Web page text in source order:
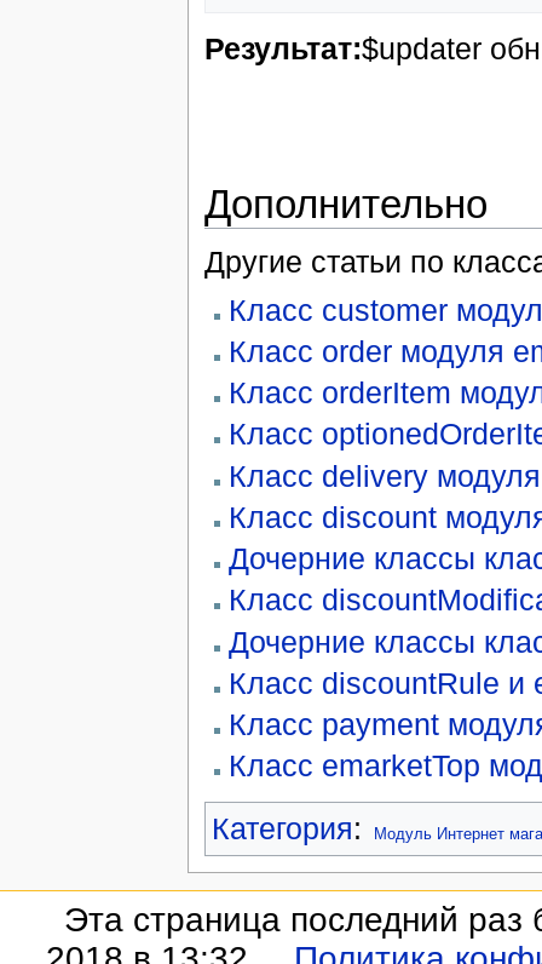
Результат:$updater
Дополнительно
Другие статьи по
Класс customer
Класс order модуля
Класс orderItem
Класс
Класс delivery
Класс discount
Дочерние классы
Класс
Дочерние классы
Класс discountRule и
Класс payment
Класс emarketTop
Категория: Модуль Интернет
Эта страница последний